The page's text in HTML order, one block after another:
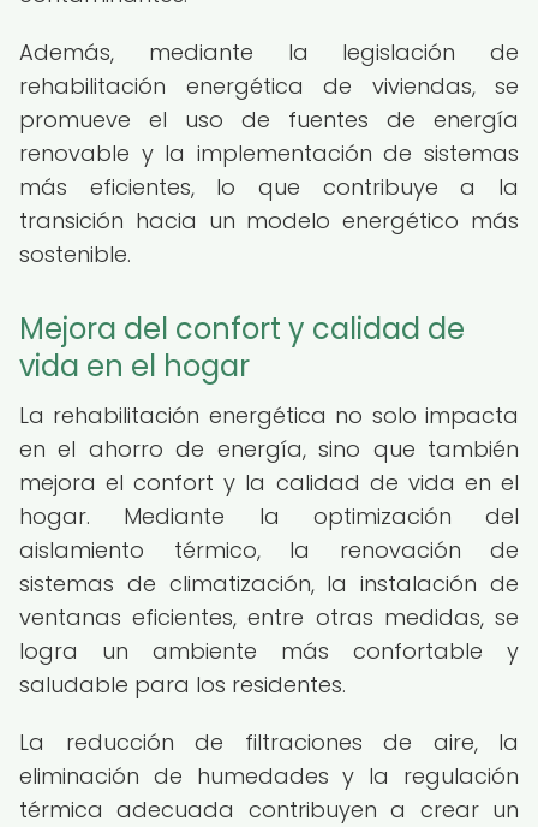
Además, mediante la legislación de
rehabilitación energética de viviendas, se
promueve el uso de fuentes de energía
renovable y la implementación de sistemas
más eficientes, lo que contribuye a la
transición hacia un modelo energético más
sostenible.
Mejora del confort y calidad de
vida en el hogar
La rehabilitación energética no solo impacta
en el ahorro de energía, sino que también
mejora el confort y la calidad de vida en el
hogar. Mediante la optimización del
aislamiento térmico, la renovación de
sistemas de climatización, la instalación de
ventanas eficientes, entre otras medidas, se
logra un ambiente más confortable y
saludable para los residentes.
La reducción de filtraciones de aire, la
eliminación de humedades y la regulación
térmica adecuada contribuyen a crear un